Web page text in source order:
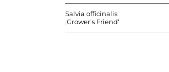
Salvia officinalis
‚Grower’s Friend‘